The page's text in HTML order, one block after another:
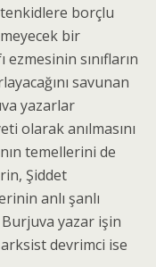
borçlu
bir
sınıfların
savunan
yazarlar
olarak anılmasını
temellerini de
Şiddet
anlı şanlı
yazar işin
devrimci ise